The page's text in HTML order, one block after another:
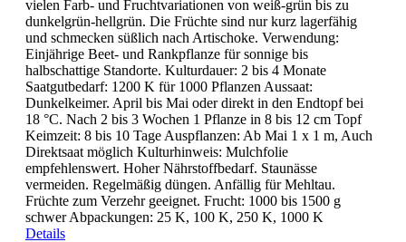
vielen Farb- und Fruchtvariationen von weiß-grün bis zu
dunkelgrün-hellgrün. Die Früchte sind nur kurz lagerfähig
und schmecken süßlich nach Artischoke. Verwendung:
Einjährige Beet- und Rankpflanze für sonnige bis
halbschattige Standorte. Kulturdauer: 2 bis 4 Monate
Saatgutbedarf: 1200 K für 1000 Pflanzen Aussaat:
Dunkelkeimer. April bis Mai oder direkt in den Endtopf bei
18 °C. Nach 2 bis 3 Wochen 1 Pflanze in 8 bis 12 cm Topf
Keimzeit: 8 bis 10 Tage Auspflanzen: Ab Mai 1 x 1 m, Auch
Direktsaat möglich Kulturhinweis: Mulchfolie
empfehlenswert. Hoher Nährstoffbedarf. Staunässe
vermeiden. Regelmäßig düngen. Anfällig für Mehltau.
Früchte zum Verzehr geeignet. Frucht: 1000 bis 1500 g
schwer Abpackungen: 25 K, 100 K, 250 K, 1000 K
Details